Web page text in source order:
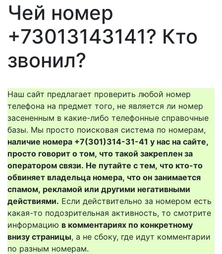
Чей номер
+73013143141? Кто
звонил?
Наш сайт предлагает проверить любой номер
телефона на предмет того, не является ли номер
засененным в какие-либо телефонные справочные
базы. Мы просто поисковая система по номерам,
наличие номера +7(301)314-31-41 у нас на сайте,
просто говорит о том, что такой закреплен за
оператором связи. Не путайте с тем, что кто-то
обвиняет владельца номера, что он занимается
спамом, рекламой или другими негативными
действиями. Если действительно за номером есть
какая-то подозрительная активность, то смотрите
информацию в комментариях по конкретному
внизу страницы, а не сбоку, где идут комментарии
по разным номерам.